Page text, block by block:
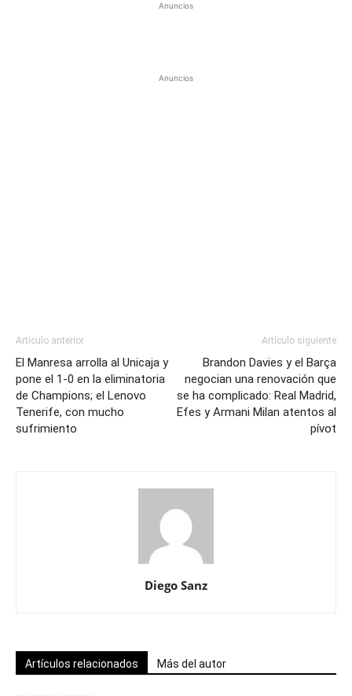
Anuncios
Anuncios
Artículo anterior
El Manresa arrolla al Unicaja y
pone el 1-0 en la eliminatoria
de Champions; el Lenovo
Tenerife, con mucho
sufrimiento
Artículo siguiente
Brandon Davies y el Barça
negocian una renovación que
se ha complicado: Real Madrid,
Efes y Armani Milan atentos al
pívot
Diego Sanz
Artículos relacionados Más del autor